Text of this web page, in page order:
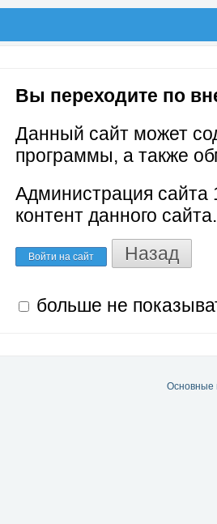
Вы переходите по
Данный сайт может
программы, а также
Администрация сайта
контент данного сайта.
Войти на сайт Назад
больше не
Основные